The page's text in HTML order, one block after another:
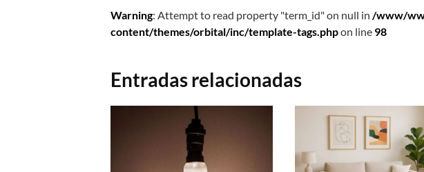
Warning: Attempt to read property "term_id" on null in /www/
content/themes/orbital/inc/template-tags.phpon line 98
Entradas relacionadas